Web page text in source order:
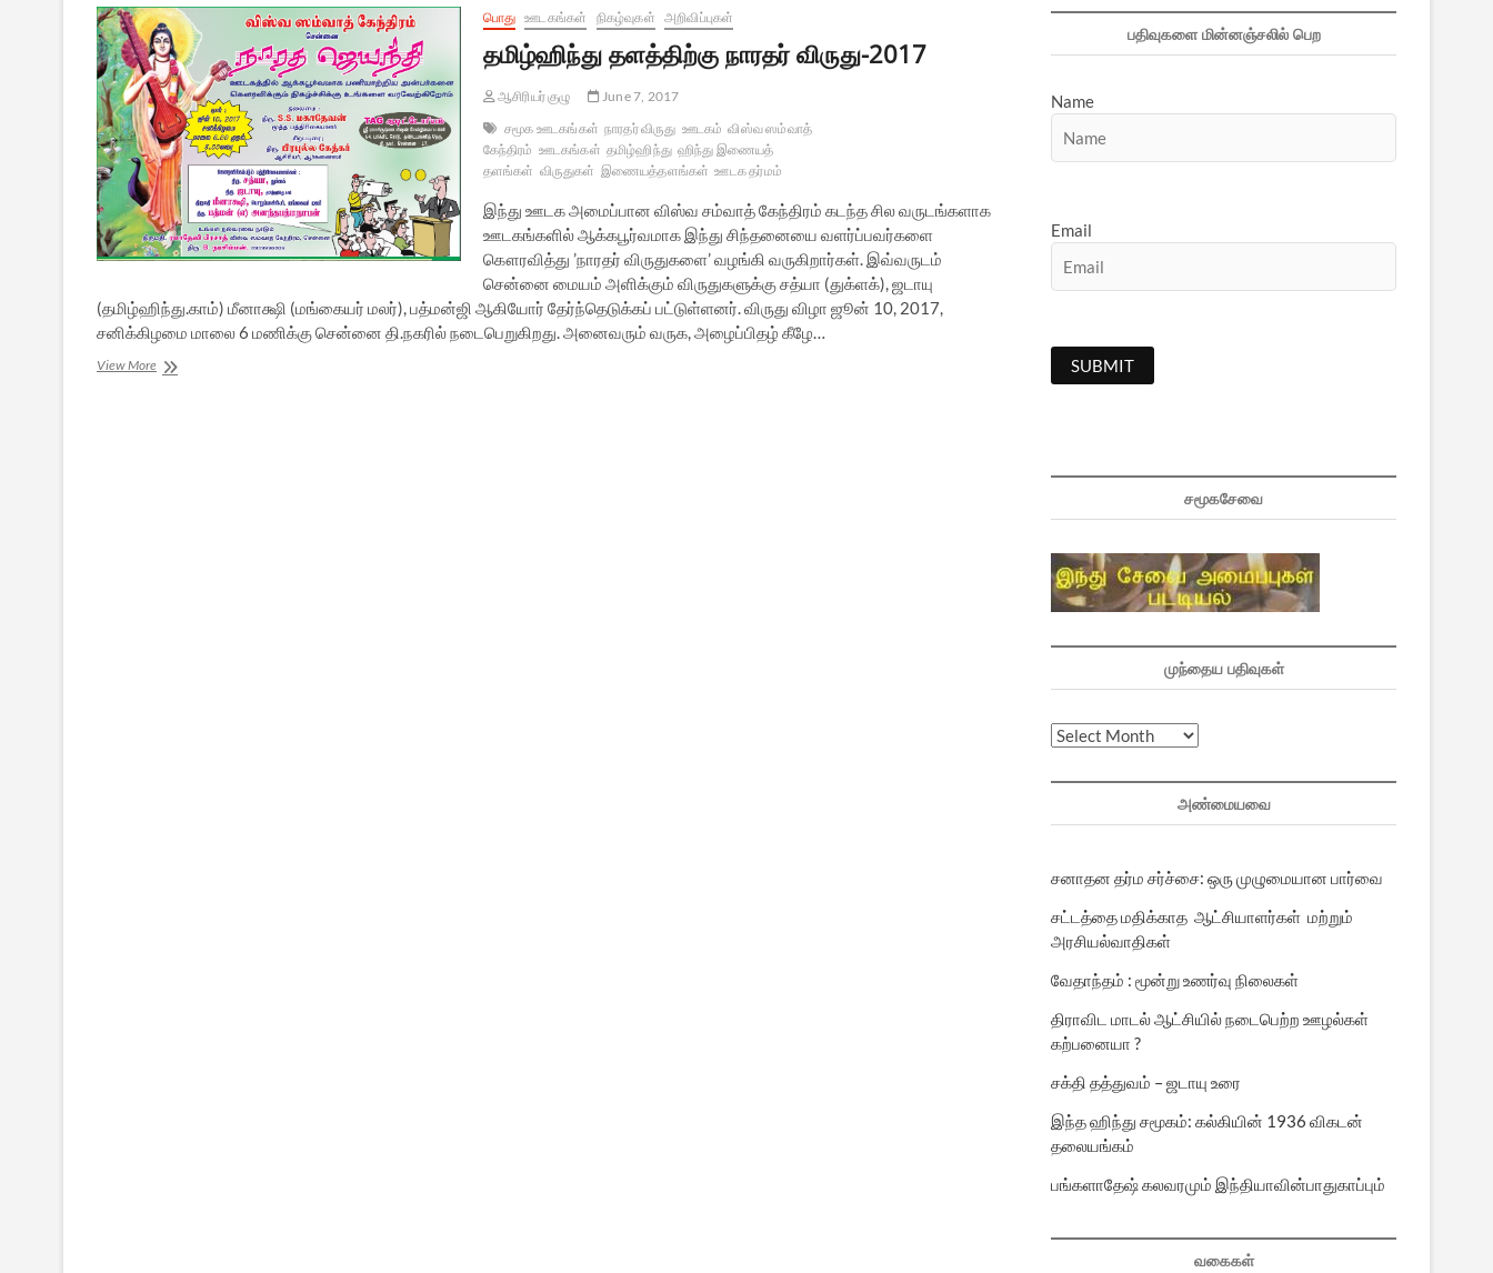
பொது ஊடகங்கள் நிகழ்வுகள் அறிவிப்புகள்
தமிழ்ஹிந்து தளத்திற்கு நாரதர் விருது-2017
ஆசிரியர் குழு
June 7, 2017
சமூக ஊடகங்கள் நாரதர் விருது ஊடகம் விஸ்வ ஸம்வாத்
கேந்திரம் ஊடகங்கள் தமிழ்ஹிந்து ஹிந்து இணையத்
தளங்கள் விருதுகள் இணையத்தளங்கள் ஊடக தர்மம்
இந்து ஊடக அமைப்பான விஸ்வ சம்வாத் கேந்திரம் கடந்த சில வருடங்களாக
ஊடகங்களில் ஆக்கபூர்வமாக இந்து சிந்தனையை வளர்ப்பவர்களை
கௌரவித்து ’நாரதர் விருதுகளை’ வழங்கி வருகிறார்கள். இவ்வருடம்
சென்னை மையம் அளிக்கும் விருதுகளுக்கு சத்யா (துக்ளக்), ஜடாயு
(தமிழ்ஹிந்து.காம்) மீனாக்ஷி (மங்கையர் மலர்), பத்மன்ஜி ஆகியோர் தேர்ந்தெடுக்கப் பட்டுள்ளனர். விருது விழா ஜூன் 10, 2017,
சனிக்கிழமை மாலை 6 மணிக்கு சென்னை தி.நகரில் நடைபெறுகிறது. அனைவரும் வருக, அழைப்பிதழ் கீழே…
View Moreதமிழ்ஹிந்து
பதிவுகளை மின்னஞ்சலில் பெற
Name
Email
சமூகசேவை
முந்தைய பதிவுகள்
முந்தைய
அண்மையவை
சனாதன தர்ம சர்ச்சை: ஒரு முழுமையான பார்வை
சட்டத்தை மதிக்காத ஆட்சியாளர்கள் மற்றும்
அரசியல்வாதிகள்
வேதாந்தம் : மூன்று உணர்வு நிலைகள்
திராவிட மாடல் ஆட்சியில் நடைபெற்ற ஊழல்கள்
கற்பனையா ?
சக்தி தத்துவம் – ஜடாயு உரை
இந்த ஹிந்து சமூகம்: கல்கியின் 1936 விகடன்
தலையங்கம்
பங்களாதேஷ் கலவரமும் இந்தியாவின்பாதுகாப்பும்
வகைகள்